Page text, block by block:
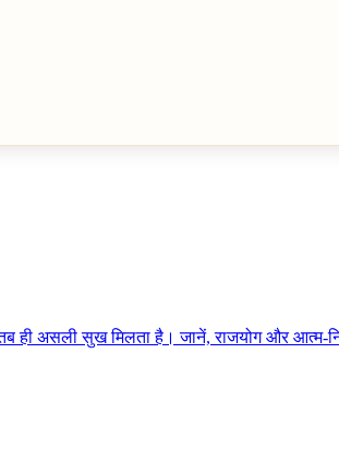
ही असली सुख मिलता है। जानें, राजयोग और आत्म-